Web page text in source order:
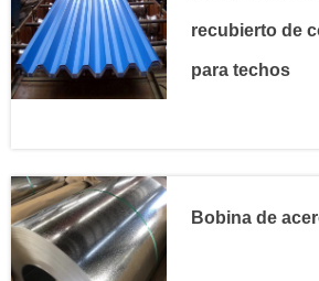
recubierto de
para techos
Bobina de